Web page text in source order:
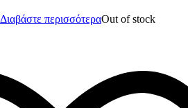
Διαβάστε περισσότεραOut of stock